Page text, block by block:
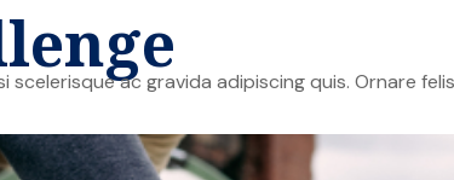
scelerisque ac gravida adipiscing quis. Ornare